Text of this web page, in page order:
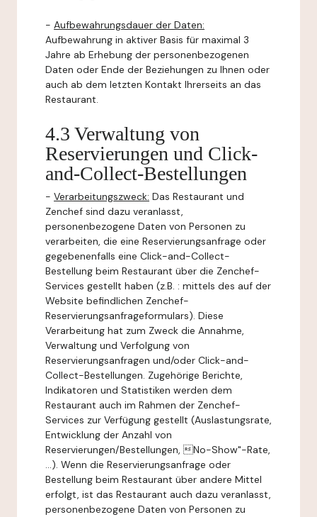
- Aufbewahrungsdauer der Daten:
Aufbewahrung in aktiver Basis für maximal 3
Jahre ab Erhebung der personenbezogenen
Daten oder Ende der Beziehungen zu Ihnen oder
auch ab dem letzten Kontakt Ihrerseits an das
Restaurant.
4.3 Verwaltung von
Reservierungen und Click-
and-Collect-Bestellungen
- Verarbeitungszweck: Das Restaurant und
Zenchef sind dazu veranlasst,
personenbezogene Daten von Personen zu
verarbeiten, die eine Reservierungsanfrage oder
gegebenenfalls eine Click-and-Collect-
Bestellung beim Restaurant über die Zenchef-
Services gestellt haben (z.B. : mittels des auf der
Website befindlichen Zenchef-
Reservierungsanfrageformulars). Diese
Verarbeitung hat zum Zweck die Annahme,
Verwaltung und Verfolgung von
Reservierungsanfragen und/oder Click-and-
Collect-Bestellungen. Zugehörige Berichte,
Indikatoren und Statistiken werden dem
Restaurant auch im Rahmen der Zenchef-
Services zur Verfügung gestellt (Auslastungsrate,
Entwicklung der Anzahl von
Reservierungen/Bestellungen, No-Show"-Rate,
...). Wenn die Reservierungsanfrage oder
Bestellung beim Restaurant über andere Mittel
erfolgt, ist das Restaurant auch dazu veranlasst,
personenbezogene Daten von Personen zu